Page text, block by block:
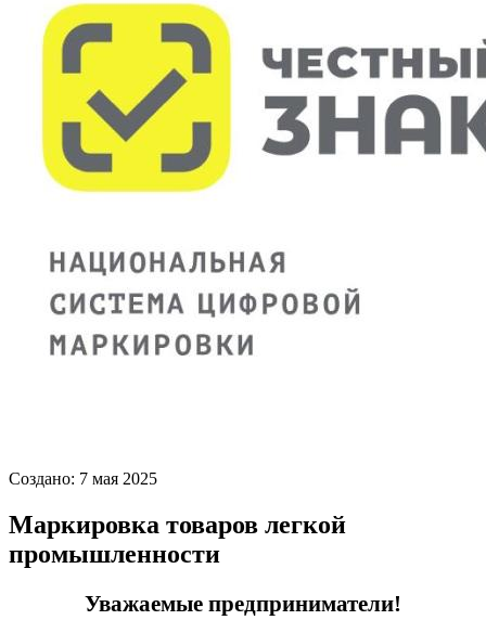
Создано: 7 мая 2025
Маркировка товаров легкой
промышленности
Уважаемые предприниматели!